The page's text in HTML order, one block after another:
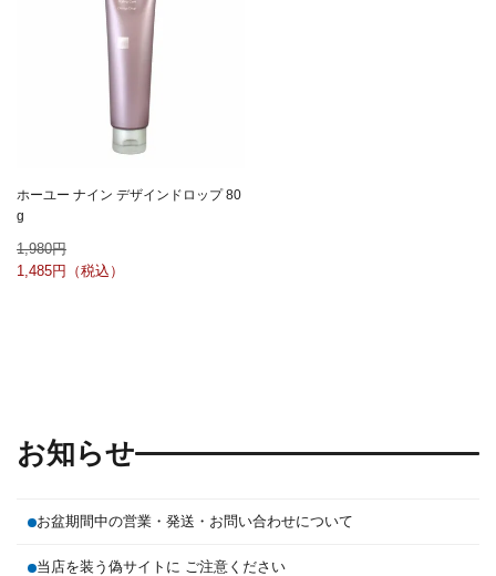
ホーユー ナイン デザインドロップ 80
g
1,980
1,485
お知らせ
お盆期間中の営業・発送・お問い合わせについて
当店を装う偽サイトに ご注意ください